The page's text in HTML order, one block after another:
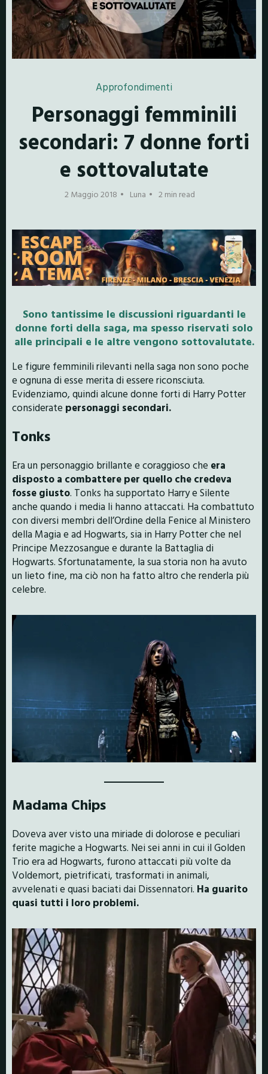
Approfondimenti
Personaggi femminili
secondari: 7 donne forti
e sottovalutate
2 Maggio 2018 Luna 2 min read
Sono tantissime le discussioni riguardanti le
donne forti della saga, ma spesso riservati solo
alle principali e le altre vengono sottovalutate.
Le figure femminili rilevanti nella saga non sono poche
e ognuna di esse merita di essere riconsciuta.
Evidenziamo, quindi alcune donne forti di Harry Potter
considerate personaggi secondari.
Tonks
Era un personaggio brillante e coraggioso che era
disposto a combattere per quello che credeva
fosse giusto. Tonks ha supportato Harry e Silente
anche quando i media li hanno attaccati. Ha combattuto
con diversi membri dell’Ordine della Fenice al Ministero
della Magia e ad Hogwarts, sia in Harry Potter che nel
Principe Mezzosangue e durante la Battaglia di
Hogwarts. Sfortunatamente, la sua storia non ha avuto
un lieto fine, ma ciò non ha fatto altro che renderla più
celebre.
Madama Chips
Doveva aver visto una miriade di dolorose e peculiari
ferite magiche a Hogwarts. Nei sei anni in cui il Golden
Trio era ad Hogwarts, furono attaccati più volte da
Voldemort, pietrificati, trasformati in animali,
avvelenati e quasi baciati dai Dissennatori. Ha guarito
quasi tutti i loro problemi.